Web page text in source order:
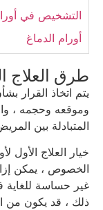
التشخيص في
أورام الدماغ
طرق العلاج
يتم اتخاذ القرار
وموقعه وحجمه ،
المتبادلة بين
خيار العلاج الأول
الخصوص ، يمكن
غير حساسة للغاية
ذلك ، قد يكون من